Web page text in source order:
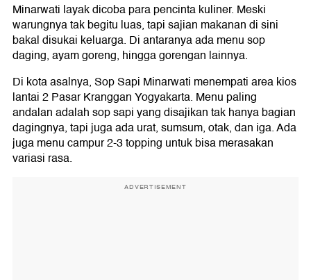
Minarwati layak dicoba para pencinta kuliner. Meski
warungnya tak begitu luas, tapi sajian makanan di sini
bakal disukai keluarga. Di antaranya ada menu sop
daging, ayam goreng, hingga gorengan lainnya.
Di kota asalnya, Sop Sapi Minarwati menempati area kios
lantai 2 Pasar Kranggan Yogyakarta. Menu paling
andalan adalah sop sapi yang disajikan tak hanya bagian
dagingnya, tapi juga ada urat, sumsum, otak, dan iga. Ada
juga menu campur 2-3 topping untuk bisa merasakan
variasi rasa.
ADVERTISEMENT